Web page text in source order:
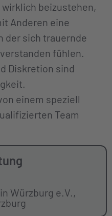
beizustehen,
Anderen eine
der sich trauernde
fühlen.
Diskretion sind
einem speziell
Team
Würzburg e.V.,